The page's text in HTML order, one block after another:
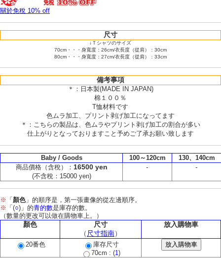
關於免稅 10% off
尺寸
↓Ｔシャツのサイズ
70cm・・・身寬度：26cm/衣長度（從肩）：30cm
80cm・・・身寬度：27cm/衣長度（從肩）：33cm
備考事項
＊：日本製(MADE IN JAPAN)
棉１００％
T恤材料です
色ムラ加工、プリント剥げ加工になってます
＊：こちらの製品は、色ムラやプリント剥げ加工の割合が多い
仕上がりとなっておりますこと予めご了承お願い致します
Baby / Goods 100～120cm
130、140cm
商品價格（含稅）： 16500 yen
(不含稅：15000 yen)
- -
※ 「 顏色」的順序是，第一張畫像的從左邊順序。
※ 「(○)」的青的數是庫存的數。
（數量的更改可以做在購物車上。）
顏色
尺寸
（ 尺寸指南）
放入購物車
20番色
庫存尺寸
70cm : (1)